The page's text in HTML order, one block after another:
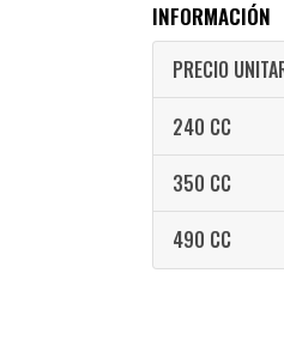
INFORMACIÓN
PRECIO
240 CC
350 CC
490 CC